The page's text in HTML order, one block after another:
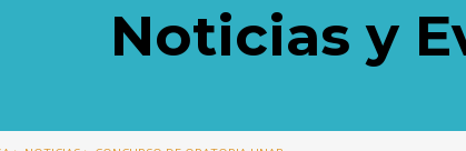
Noticias y